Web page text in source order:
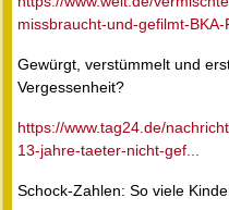
missbraucht-und-gefilmt-BKA-
Gewürgt, verstümmelt und
Vergessenheit?
https://www.tag24.de/
13-jahre-taeter-nicht-gef...
Schock-Zahlen: So viele